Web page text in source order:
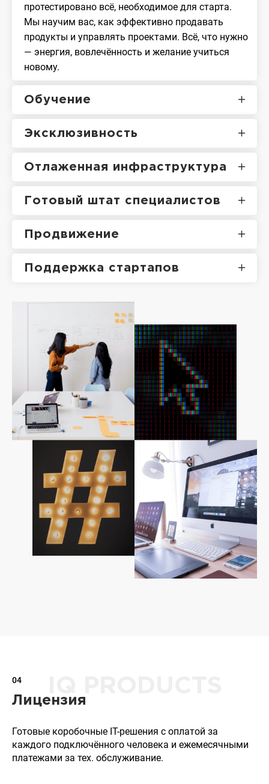
протестировано всё, необходимое для старта.
Мы научим вас, как эффективно продавать
продукты и управлять проектами. Всё, что нужно
— энергия, вовлечённость и желание учиться
новому.
Обучение
Эксклюзивность
Отлаженная инфраструктура
Готовый штат специалистов
Продвижение
Поддержка стартапов
04
Лицензия
Готовые коробочные IT-решения с оплатой за
каждого подключённого человека и ежемесячными
платежами за тех. обслуживание.